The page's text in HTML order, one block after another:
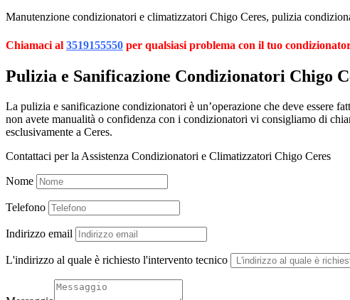
Manutenzione condizionatori e climatizzatori Chigo Ceres, pulizia
Chiamaci al 3519155550 per qualsiasi problema con il tuo
Pulizia e Sanificazione Condizionatori Chigo
La pulizia e sanificazione condizionatori è un’operazione che deve essere
non avete manualità o confidenza con i condizionatori vi consigliamo di
esclusivamente a Ceres.
Contattaci per la Assistenza Condizionatori e Climatizzatori Chigo Ceres
Nome
Telefono
Indirizzo email
L'indirizzo al quale è richiesto l'intervento tecnico